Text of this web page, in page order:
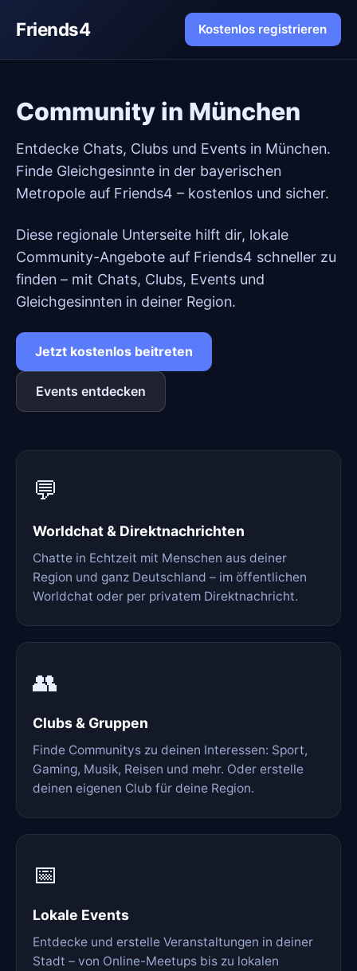
Friends4 Kostenlos registrieren
Community in München
Entdecke Chats, Clubs und Events in München.
Finde Gleichgesinnte in der bayerischen
Metropole auf Friends4 – kostenlos und sicher.
Diese regionale Unterseite hilft dir, lokale
Community-Angebote auf Friends4 schneller zu
finden – mit Chats, Clubs, Events und
Gleichgesinnten in deiner Region.
Jetzt kostenlos beitreten
Events entdecken
💬
Worldchat & Direktnachrichten
Chatte in Echtzeit mit Menschen aus deiner
Region und ganz Deutschland – im öffentlichen
Worldchat oder per privatem Direktnachricht.
👥
Clubs & Gruppen
Finde Communitys zu deinen Interessen: Sport,
Gaming, Musik, Reisen und mehr. Oder erstelle
deinen eigenen Club für deine Region.
📅
Lokale Events
Entdecke und erstelle Veranstaltungen in deiner
Stadt – von Online-Meetups bis zu lokalen